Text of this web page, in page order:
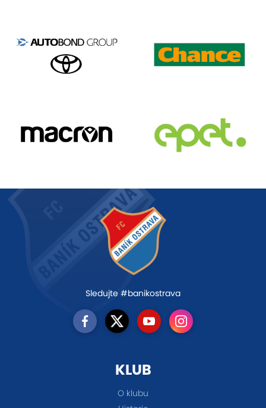
Sledujte #banikostrava
KLUB
O klubu